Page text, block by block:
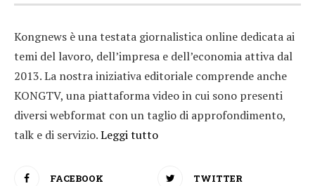
Kongnews è una testata giornalistica online dedicata ai
temi del lavoro, dell’impresa e dell’economia attiva dal
2013. La nostra iniziativa editoriale comprende anche
KONGTV, una piattaforma video in cui sono presenti
diversi webformat con un taglio di approfondimento,
talk e di servizio.Leggi tutto
FACEBOOK TWITTER